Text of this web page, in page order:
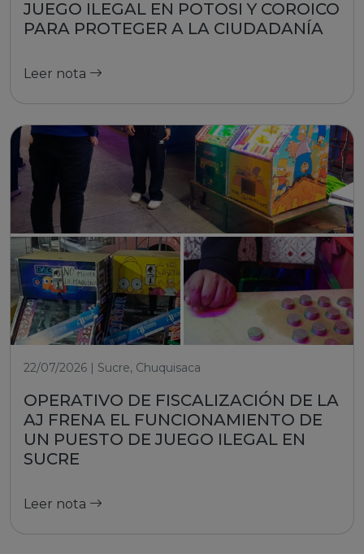
JUEGO ILEGAL EN POTOSI Y COROICO
PARA PROTEGER A LA CIUDADANÍA
Leer nota
22/07/2026 | Sucre, Chuquisaca
OPERATIVO DE FISCALIZACIÓN DE LA
AJ FRENA EL FUNCIONAMIENTO DE
UN PUESTO DE JUEGO ILEGAL EN
SUCRE
Leer nota